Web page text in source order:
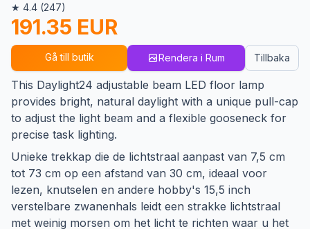
★ 4.4 (247)
191.35 EUR
Gå till butik Rendera i Rum Tillbaka
This Daylight24 adjustable beam LED floor lamp
provides bright, natural daylight with a unique pull-cap
to adjust the light beam and a flexible gooseneck for
precise task lighting.
Unieke trekkap die de lichtstraal aanpast van 7,5 cm
tot 73 cm op een afstand van 30 cm, ideaal voor
lezen, knutselen en andere hobby's 15,5 inch
verstelbare zwanenhals leidt een strakke lichtstraal
met weinig morsen om het licht te richten waar u het